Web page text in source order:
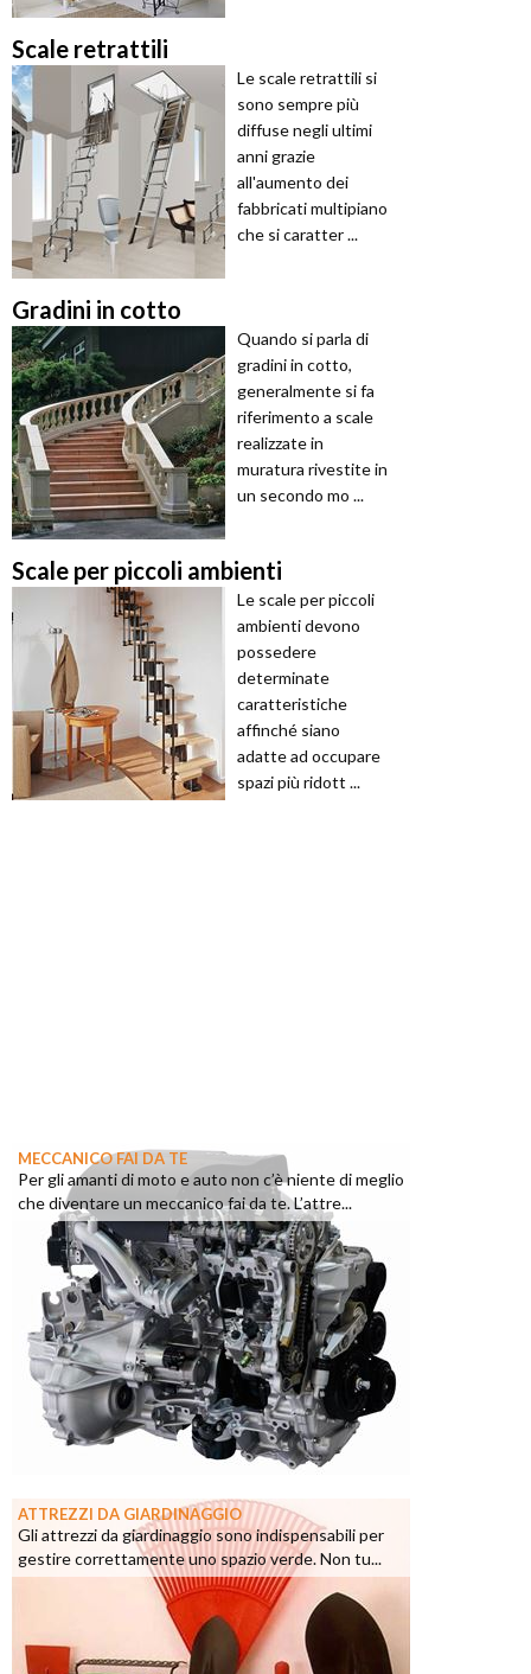
Scale retrattili
Le scale retrattili si
sono sempre più
diffuse negli ultimi
anni grazie
all'aumento dei
fabbricati multipiano
che si caratter ...
Gradini in cotto
Quando si parla di
gradini in cotto,
generalmente si fa
riferimento a scale
realizzate in
muratura rivestite in
un secondo mo ...
Scale per piccoli ambienti
Le scale per piccoli
ambienti devono
possedere
determinate
caratteristiche
affinché siano
adatte ad occupare
spazi più ridott ...
MECCANICO FAI DA TE
Per gli amanti di moto e auto non c’è niente di meglio
che diventare un meccanico fai da te. L’attre...
ATTREZZI DA GIARDINAGGIO
Gli attrezzi da giardinaggio sono indispensabili per
gestire correttamente uno spazio verde. Non tu...